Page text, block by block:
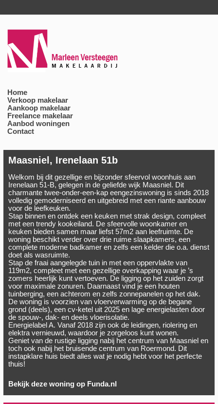
Home
Verkoop makelaar
Aankoop makelaar
Freelance makelaar
Aanbod woningen
Contact
Maasniel, Irenelaan 51b
Welkom bij dit gezellige en bijzonder sfeervol woonhuis aan
Irenelaan 51-B, gelegen in de geliefde wijk Maasniel. Dit
charmante twee-onder-een-kap eengezinswoning is sinds 2018
volledig gemoderniseerd en uitgebreid met een riante aanbouw
voor de leefkeuken.
Stap binnen en ontdek een keuken met strak design, compleet
met een trendy kookeiland. De sfeervolle woonkamer en
keuken bieden samen maar liefst 57m2 aan leefruimte. De
woning beschikt verder over drie ruime slaapkamers, een
complete moderne badkamer en zelfs een kelder die o.a. dienst
doet als wasruimte.
Stap de fraai aangelegde tuin in met een oppervlakte van
119m2, compleet met een gezellige overkapping waar je ’s
zomers heerlijk kunt vertoeven. De ligging op het zuiden zorgt
voor maximale zonuren. Daarnaast vind je een houten
tuinberging, een achterom en zelfs zonnepanelen op het dak.
De woning is voorzien van vloerverwarming op de begane
grond (deels), een cv-ketel uit 2025 en lage energielasten door
de spouw-, dak- en deels vloerisolatie.
Energielabel A. Vanaf 2018 zijn ook de leidingen, riolering en
elektra vernieuwd, waardoor je zorgeloos kunt wonen.
Geniet van de rustige ligging nabij het centrum van Maasniel en
toch ook nabij het bruisende centrum van Roermond. Dit
instapklare huis biedt alles wat je nodig hebt voor het perfecte
thuis!
Bekijk deze woning op Funda.nl